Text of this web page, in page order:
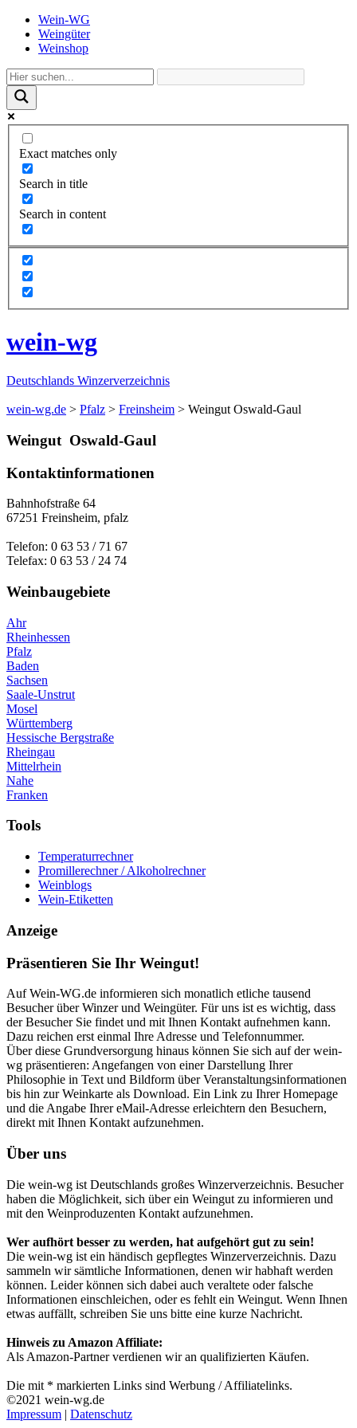
Wein-WG
Weingüter
Weinshop
Exact matches only
Search in title
Search in content
wein-wg
Deutschlands Winzerverzeichnis
wein-wg.de > Pfalz > Freinsheim > Weingut Oswald-Gaul
Weingut Oswald-Gaul
Kontaktinformationen
Bahnhofstraße 64
67251 Freinsheim, pfalz
Telefon: 0 63 53 / 71 67
Telefax: 0 63 53 / 24 74
Weinbaugebiete
Ahr
Rheinhessen
Pfalz
Baden
Sachsen
Saale-Unstrut
Mosel
Württemberg
Hessische Bergstraße
Rheingau
Mittelrhein
Nahe
Franken
Tools
Temperaturrechner
Promillerechner / Alkoholrechner
Weinblogs
Wein-Etiketten
Anzeige
Präsentieren Sie Ihr Weingut!
Auf Wein-WG.de informieren sich monatlich etliche tausend
Besucher über Winzer und Weingüter. Für uns ist es wichtig, dass
der Besucher Sie findet und mit Ihnen Kontakt aufnehmen kann.
Dazu reichen erst einmal Ihre Adresse und Telefonnummer.
Über diese Grundversorgung hinaus können Sie sich auf der wein-
wg präsentieren: Angefangen von einer Darstellung Ihrer
Philosophie in Text und Bildform über Veranstaltungsinformationen
bis hin zur Weinkarte als Download. Ein Link zu Ihrer Homepage
und die Angabe Ihrer eMail-Adresse erleichtern den Besuchern,
direkt mit Ihnen Kontakt aufzunehmen.
Über uns
Die wein-wg ist Deutschlands großes Winzerverzeichnis. Besucher
haben die Möglichkeit, sich über ein Weingut zu informieren und
mit den Weinproduzenten Kontakt aufzunehmen.
Wer aufhört besser zu werden, hat aufgehört gut zu sein!
Die wein-wg ist ein händisch gepflegtes Winzerverzeichnis. Dazu
sammeln wir sämtliche Informationen, denen wir habhaft werden
können. Leider können sich dabei auch veraltete oder falsche
Informationen einschleichen, oder es fehlt ein Weingut. Wenn Ihnen
etwas auffällt, schreiben Sie uns bitte eine kurze Nachricht.
Hinweis zu Amazon Affiliate:
Als Amazon-Partner verdienen wir an qualifizierten Käufen.
Die mit * markierten Links sind Werbung / Affiliatelinks.
©2021 wein-wg.de
Impressum | Datenschutz